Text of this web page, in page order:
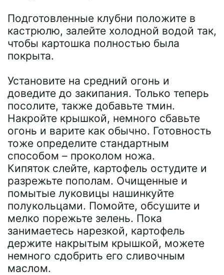
Подготовленные клубни положите в
кастрюлю, залейте холодной водой так,
чтобы картошка полностью была
покрыта.
Установите на средний огонь и
доведите до закипания. Только теперь
посолите, также добавьте тмин.
Накройте крышкой, немного сбавьте
огонь и варите как обычно. Готовность
тоже определите стандартным
способом – проколом ножа.
Кипяток слейте, картофель остудите и
разрежьте пополам. Очищенные и
помытые луковицы нашинкуйте
полукольцами. Помойте, обсушите и
мелко порежьте зелень. Пока
занимаетесь нарезкой, картофель
держите накрытым крышкой, можете
немного сдобрить его сливочным
маслом.